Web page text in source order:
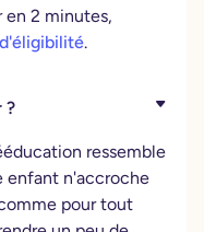
en 2 minutes,
.
?
ressemble
enfant n'accroche
pour tout